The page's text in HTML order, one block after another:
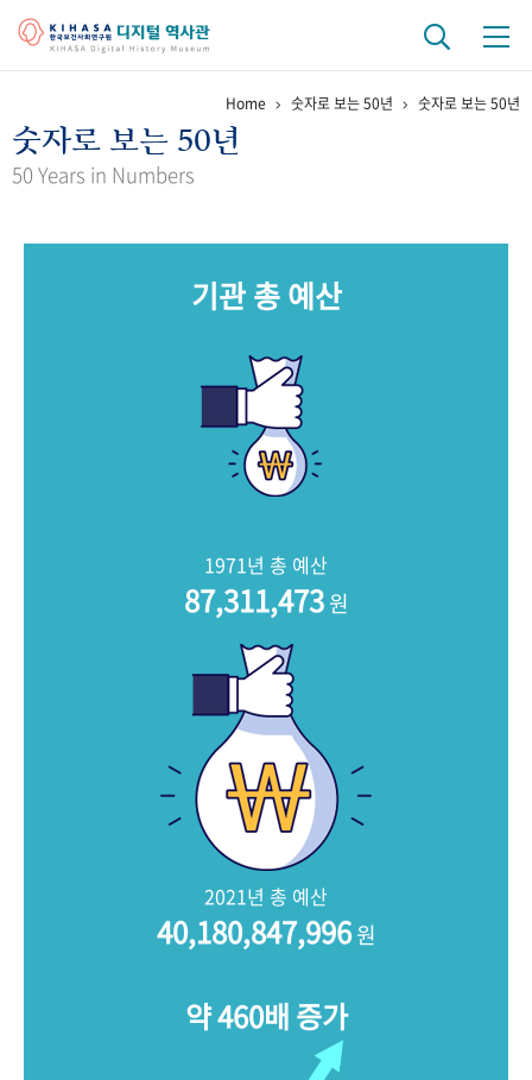
걸어온 길 기관 변천사 역대 기관장
키워드로 보는 연구 역사
문서 기록물 행정박물
Home 숫자로 보는 50년 숫자로 보는 50년
숫자로 보는 50년
50 Years in Numbers
기관 총 예산
1971년 총 예산
87,311,473원
2021년 총 예산
40,180,847,996원
약 460배 증가